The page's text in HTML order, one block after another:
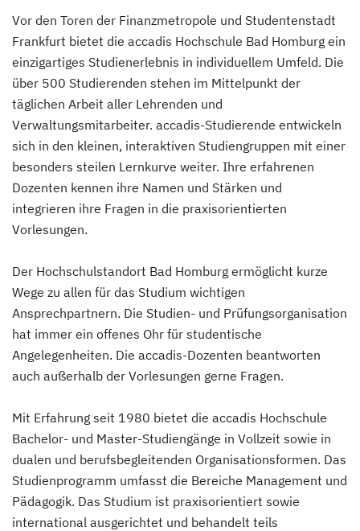
Vor den Toren der Finanzmetropole und Studentenstadt
Frankfurt bietet die accadis Hochschule Bad Homburg ein
einzigartiges Studienerlebnis in individuellem Umfeld. Die
über 500 Studierenden stehen im Mittelpunkt der
täglichen Arbeit aller Lehrenden und
Verwaltungsmitarbeiter. accadis-Studierende entwickeln
sich in den kleinen, interaktiven Studiengruppen mit einer
besonders steilen Lernkurve weiter. Ihre erfahrenen
Dozenten kennen ihre Namen und Stärken und
integrieren ihre Fragen in die praxisorientierten
Vorlesungen.
Der Hochschulstandort Bad Homburg ermöglicht kurze
Wege zu allen für das Studium wichtigen
Ansprechpartnern. Die Studien- und Prüfungsorganisation
hat immer ein offenes Ohr für studentische
Angelegenheiten. Die accadis-Dozenten beantworten
auch außerhalb der Vorlesungen gerne Fragen.
Mit Erfahrung seit 1980 bietet die accadis Hochschule
Bachelor- und Master-Studiengänge in Vollzeit sowie in
dualen und berufsbegleitenden Organisationsformen. Das
Studienprogramm umfasst die Bereiche Management und
Pädagogik. Das Studium ist praxisorientiert sowie
international ausgerichtet und behandelt teils